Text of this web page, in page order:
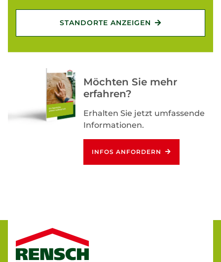
STANDORTE ANZEIGEN
Möchten Sie mehr
erfahren?
Erhalten Sie jetzt umfassende
Informationen.
INFOS ANFORDERN